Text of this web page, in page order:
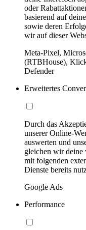
oder
basierend auf
sowie deren
wir auf dieser
Meta-Pixel,
(RTBHouse),
Defender
Erweitertes
Durch das
unserer Online-
auswerten und
gleichen wir deine
mit folgenden
Dienste bereits
Google Ads
Performance